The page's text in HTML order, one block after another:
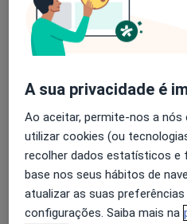
Psicóloga Clínica e da
Cognitivo-Comportamentais
Psicologia e Ciências da
Avaliação e Intervenção
Adolescentes e Adultos
Consulta presencial ou
Experiência em contextos
Superior e Clínica Privada
Prática clínica em contexto
grupo
maisSobre mim
Principais doenças tratadas
Ansiedade Da Separação
Transtorno de Déficit de
A sua privacidade é
Ao aceitar, permite-nos a
utilizar cookies (ou
recolher dados estatísticos e
base nos seus hábitos de
atualizar as suas
configurações. Saiba mais na